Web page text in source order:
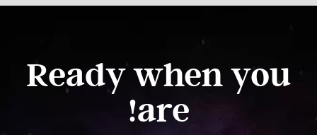
Ready when you
are!